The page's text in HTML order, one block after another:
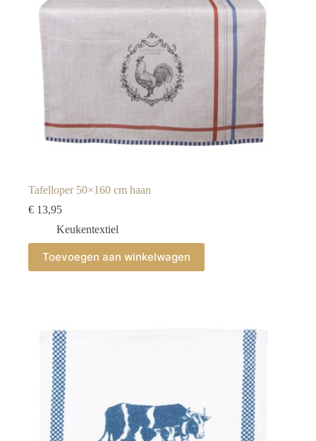
Tafelloper 50×160 cm haan
€ 13,95
Keukentextiel
Toevoegen aan winkelwagen